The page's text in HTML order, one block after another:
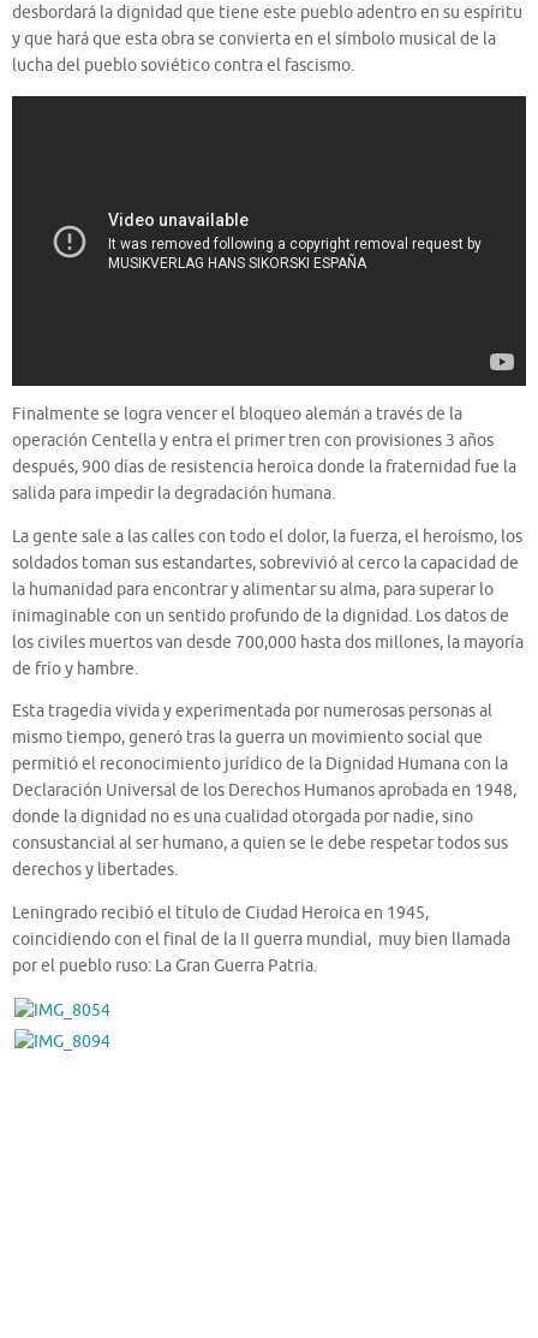
desbordará la dignidad que tiene este pueblo adentro en su espíritu
y que hará que esta obra se convierta en el símbolo musical de la
lucha del pueblo soviético contra el fascismo.
Finalmente se logra vencer el bloqueo alemán a través de la
operación Centella y entra el primer tren con provisiones 3 años
después, 900 días de resistencia heroica donde la fraternidad fue la
salida para impedir la degradación humana.
La gente sale a las calles con todo el dolor, la fuerza, el heroísmo, los
soldados toman sus estandartes, sobrevivió al cerco la capacidad de
la humanidad para encontrar y alimentar su alma, para superar lo
inimaginable con un sentido profundo de la dignidad. Los datos de
los civiles muertos van desde 700,000 hasta dos millones, la mayoría
de frío y hambre.
Esta tragedia vivida y experimentada por numerosas personas al
mismo tiempo, generó tras la guerra un movimiento social que
permitió el reconocimiento jurídico de la Dignidad Humana con la
Declaración Universal de los Derechos Humanos aprobada en 1948,
donde la dignidad no es una cualidad otorgada por nadie, sino
consustancial al ser humano, a quien se le debe respetar todos sus
derechos y libertades.
Leningrado recibió el título de Ciudad Heroica en 1945,
coincidiendo con el final de la II guerra mundial, muy bien llamada
por el pueblo ruso: La Gran Guerra Patria.